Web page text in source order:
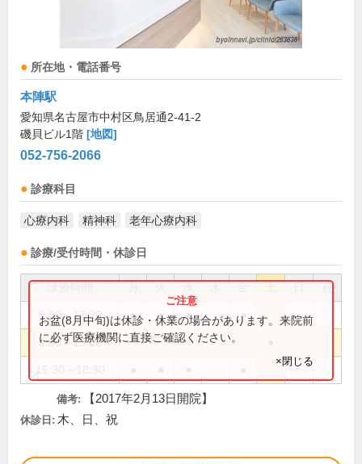
所在地・電話番号
本陣駅
愛知県名古屋市中村区鳥居通2-41-2
磯貝ビル1階 [地図]
052-756-2066
診療科目
心療内科 精神科 老年心療内科
診療/受付時間・休診日
祝
9:00～13:30 ● ● ● ●
9:00～15:00
お盆(8月中旬)は休診・休業の場合があります。来院前
に必ず医療機関に直接ご確認ください。
×閉じる
備考: 【2017年2月13日開院】
休診日: 木、日、祝